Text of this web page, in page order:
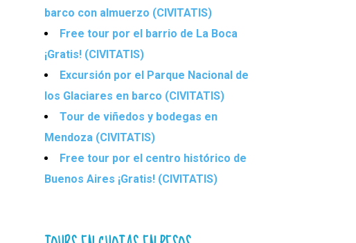
barco con almuerzo (CIVITATIS)
Free tour por el barrio de La Boca
¡Gratis! (CIVITATIS)
Excursión por el Parque Nacional de
los Glaciares en barco (CIVITATIS)
Tour de viñedos y bodegas en
Mendoza (CIVITATIS)
Free tour por el centro histórico de
Buenos Aires ¡Gratis! (CIVITATIS)